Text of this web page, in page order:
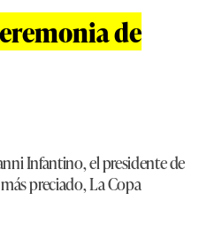
de
Infantino, el presidente de
preciado, La Copa